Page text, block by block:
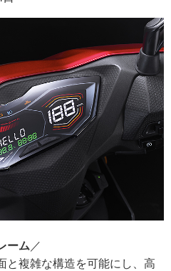
ーム ／
と複雑な構造を可能にし、高